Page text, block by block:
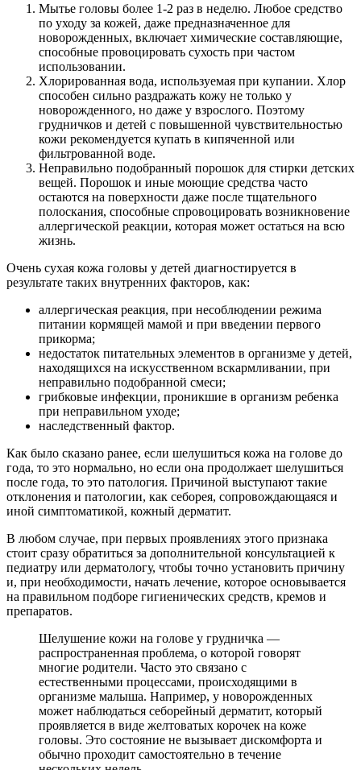
Мытье головы более 1-2 раз в неделю. Любое средство
по уходу за кожей, даже предназначенное для
новорожденных, включает химические составляющие,
способные провоцировать сухость при частом
использовании.
Хлорированная вода, используемая при купании. Хлор
способен сильно раздражать кожу не только у
новорожденного, но даже у взрослого. Поэтому
грудничков и детей с повышенной чувствительностью
кожи рекомендуется купать в кипяченной или
фильтрованной воде.
Неправильно подобранный порошок для стирки детских
вещей. Порошок и иные моющие средства часто
остаются на поверхности даже после тщательного
полоскания, способные спровоцировать возникновение
аллергической реакции, которая может остаться на всю
жизнь.
Очень сухая кожа головы у детей диагностируется в
результате таких внутренних факторов, как:
аллергическая реакция, при несоблюдении режима
питании кормящей мамой и при введении первого
прикорма;
недостаток питательных элементов в организме у детей,
находящихся на искусственном вскармливании, при
неправильно подобранной смеси;
грибковые инфекции, проникшие в организм ребенка
при неправильном уходе;
наследственный фактор.
Как было сказано ранее, если шелушиться кожа на голове до
года, то это нормально, но если она продолжает шелушиться
после года, то это патология. Причиной выступают такие
отклонения и патологии, как себорея, сопровождающаяся и
иной симптоматикой, кожный дерматит.
В любом случае, при первых проявлениях этого признака
стоит сразу обратиться за дополнительной консультацией к
педиатру или дерматологу, чтобы точно установить причину
и, при необходимости, начать лечение, которое основывается
на правильном подборе гигиенических средств, кремов и
препаратов.
Шелушение кожи на голове у грудничка —
распространенная проблема, о которой говорят
многие родители. Часто это связано с
естественными процессами, происходящими в
организме малыша. Например, у новорожденных
может наблюдаться себорейный дерматит, который
проявляется в виде желтоватых корочек на коже
головы. Это состояние не вызывает дискомфорта и
обычно проходит самостоятельно в течение